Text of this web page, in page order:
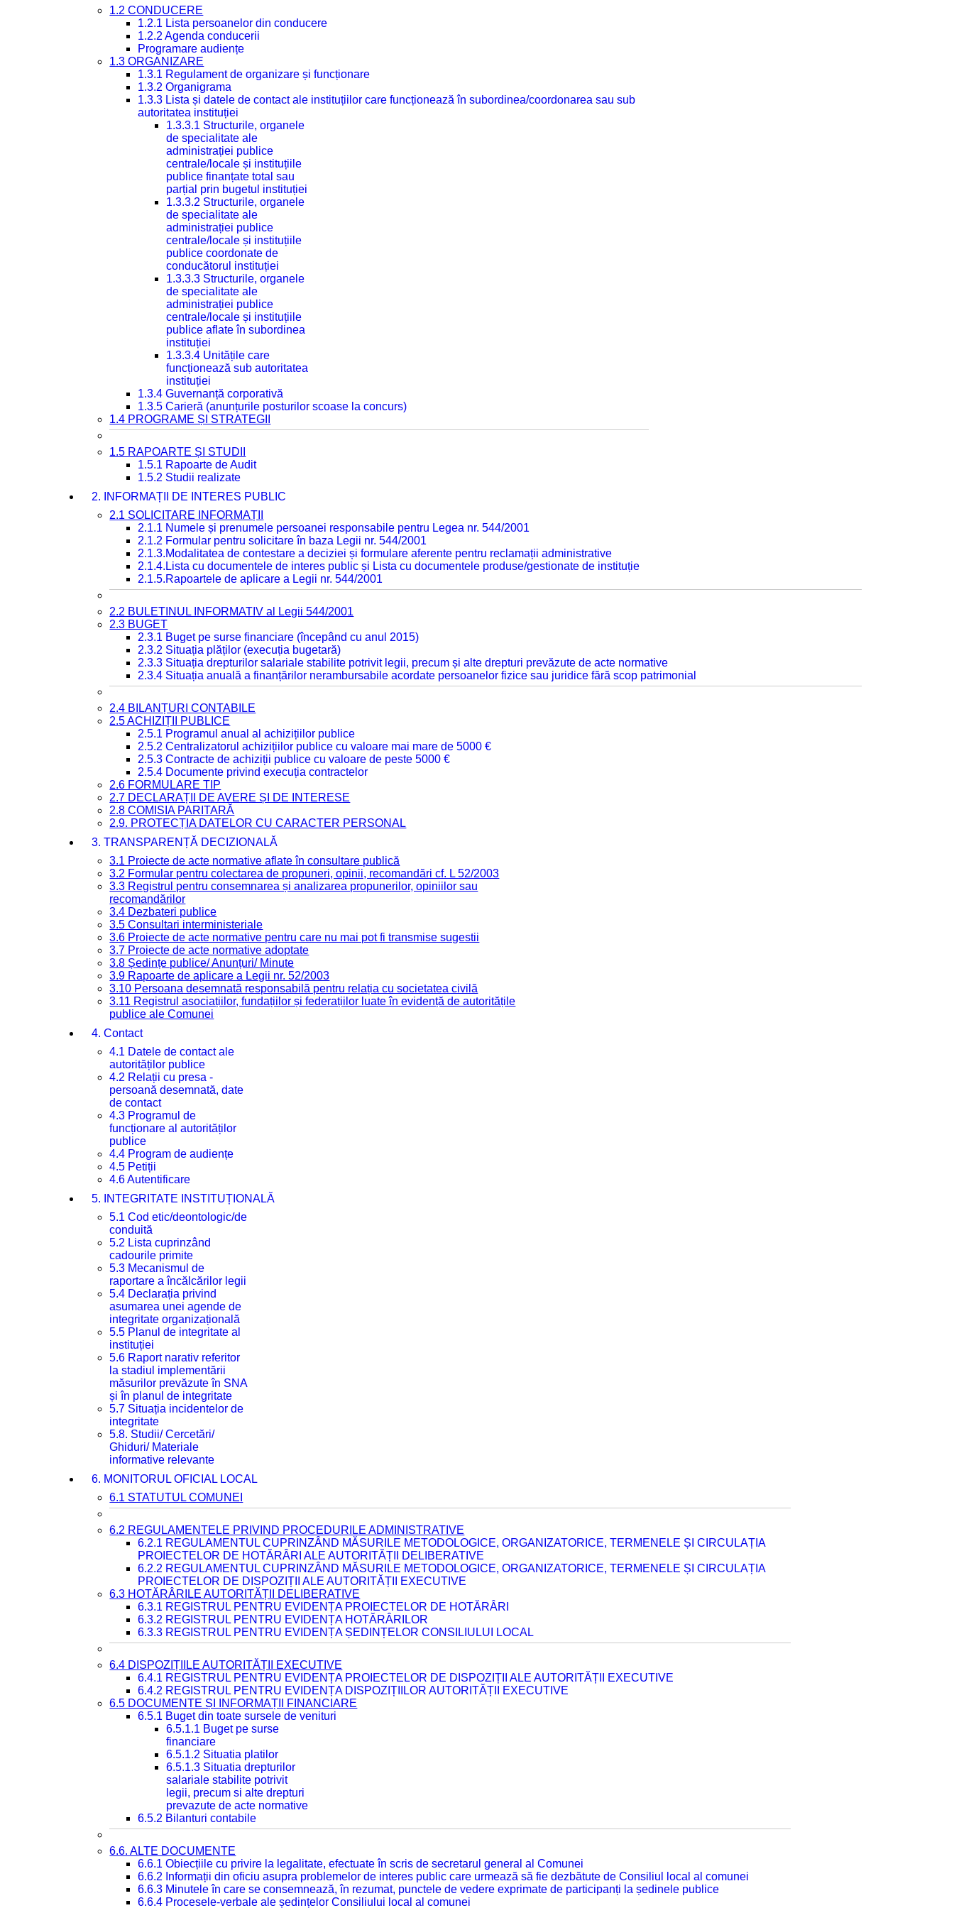
1.2 CONDUCERE
1.2.1 Lista persoanelor din conducere
1.2.2 Agenda conducerii
Programare audiențe
1.3 ORGANIZARE
1.3.1 Regulament de organizare și funcționare
1.3.2 Organigrama
1.3.3 Lista și datele de contact ale instituțiilor care funcționează în subordinea/coordonarea sau sub
autoritatea instituției
1.3.3.1 Structurile, organele
de specialitate ale
administrației publice
centrale/locale și instituțiile
publice finanțate total sau
parțial prin bugetul instituției
1.3.3.2 Structurile, organele
de specialitate ale
administrației publice
centrale/locale și instituțiile
publice coordonate de
conducătorul instituției
1.3.3.3 Structurile, organele
de specialitate ale
administrației publice
centrale/locale și instituțiile
publice aflate în subordinea
instituției
1.3.3.4 Unitățile care
funcționează sub autoritatea
instituției
1.3.4 Guvernanță corporativă
1.3.5 Carieră (anunțurile posturilor scoase la concurs)
1.4 PROGRAME ȘI STRATEGII
1.5 RAPOARTE ȘI STUDII
1.5.1 Rapoarte de Audit
1.5.2 Studii realizate
2. INFORMAȚII DE INTERES PUBLIC
2.1 SOLICITARE INFORMAȚII
2.1.1 Numele și prenumele persoanei responsabile pentru Legea nr. 544/2001
2.1.2 Formular pentru solicitare în baza Legii nr. 544/2001
2.1.3.Modalitatea de contestare a deciziei și formulare aferente pentru reclamații administrative
2.1.4.Lista cu documentele de interes public și Lista cu documentele produse/gestionate de instituție
2.1.5.Rapoartele de aplicare a Legii nr. 544/2001
2.2 BULETINUL INFORMATIV al Legii 544/2001
2.3 BUGET
2.3.1 Buget pe surse financiare (începând cu anul 2015)
2.3.2 Situația plăților (execuția bugetară)
2.3.3 Situația drepturilor salariale stabilite potrivit legii, precum și alte drepturi prevăzute de acte normative
2.3.4 Situația anuală a finanțărilor nerambursabile acordate persoanelor fizice sau juridice fără scop patrimonial
2.4 BILANȚURI CONTABILE
2.5 ACHIZIȚII PUBLICE
2.5.1 Programul anual al achizițiilor publice
2.5.2 Centralizatorul achizițiilor publice cu valoare mai mare de 5000 €
2.5.3 Contracte de achiziții publice cu valoare de peste 5000 €
2.5.4 Documente privind execuția contractelor
2.6 FORMULARE TIP
2.7 DECLARAȚII DE AVERE ȘI DE INTERESE
2.8 COMISIA PARITARĂ
2.9. PROTECȚIA DATELOR CU CARACTER PERSONAL
3. TRANSPARENȚĂ DECIZIONALĂ
3.1 Proiecte de acte normative aflate în consultare publică
3.2 Formular pentru colectarea de propuneri, opinii, recomandări cf. L 52/2003
3.3 Registrul pentru consemnarea și analizarea propunerilor, opiniilor sau
recomandărilor
3.4 Dezbateri publice
3.5 Consultari interministeriale
3.6 Proiecte de acte normative pentru care nu mai pot fi transmise sugestii
3.7 Proiecte de acte normative adoptate
3.8 Ședințe publice/ Anunțuri/ Minute
3.9 Rapoarte de aplicare a Legii nr. 52/2003
3.10 Persoana desemnată responsabilă pentru relația cu societatea civilă
3.11 Registrul asociațiilor, fundațiilor și federațiilor luate în evidență de autoritățile
publice ale Comunei
4. Contact
4.1 Datele de contact ale
autorităților publice
4.2 Relații cu presa -
persoană desemnată, date
de contact
4.3 Programul de
funcționare al autorităților
publice
4.4 Program de audiențe
4.5 Petiții
4.6 Autentificare
5. INTEGRITATE INSTITUȚIONALĂ
5.1 Cod etic/deontologic/de
conduită
5.2 Lista cuprinzând
cadourile primite
5.3 Mecanismul de
raportare a încălcărilor legii
5.4 Declarația privind
asumarea unei agende de
integritate organizațională
5.5 Planul de integritate al
instituției
5.6 Raport narativ referitor
la stadiul implementării
măsurilor prevăzute în SNA
și în planul de integritate
5.7 Situația incidentelor de
integritate
5.8. Studii/ Cercetări/
Ghiduri/ Materiale
informative relevante
6. MONITORUL OFICIAL LOCAL
6.1 STATUTUL COMUNEI
6.2 REGULAMENTELE PRIVIND PROCEDURILE ADMINISTRATIVE
6.2.1 REGULAMENTUL CUPRINZÂND MĂSURILE METODOLOGICE, ORGANIZATORICE, TERMENELE ȘI CIRCULAȚIA
PROIECTELOR DE HOTĂRÂRI ALE AUTORITĂȚII DELIBERATIVE
6.2.2 REGULAMENTUL CUPRINZÂND MĂSURILE METODOLOGICE, ORGANIZATORICE, TERMENELE ȘI CIRCULAȚIA
PROIECTELOR DE DISPOZIȚII ALE AUTORITĂȚII EXECUTIVE
6.3 HOTĂRÂRILE AUTORITĂȚII DELIBERATIVE
6.3.1 REGISTRUL PENTRU EVIDENȚA PROIECTELOR DE HOTĂRÂRI
6.3.2 REGISTRUL PENTRU EVIDENȚA HOTĂRÂRILOR
6.3.3 REGISTRUL PENTRU EVIDENȚA ȘEDINȚELOR CONSILIULUI LOCAL
6.4 DISPOZIȚIILE AUTORITĂȚII EXECUTIVE
6.4.1 REGISTRUL PENTRU EVIDENȚA PROIECTELOR DE DISPOZIȚII ALE AUTORITĂȚII EXECUTIVE
6.4.2 REGISTRUL PENTRU EVIDENȚA DISPOZIȚIILOR AUTORITĂȚII EXECUTIVE
6.5 DOCUMENTE ȘI INFORMAȚII FINANCIARE
6.5.1 Buget din toate sursele de venituri
6.5.1.1 Buget pe surse
financiare
6.5.1.2 Situatia platilor
6.5.1.3 Situatia drepturilor
salariale stabilite potrivit
legii, precum si alte drepturi
prevazute de acte normative
6.5.2 Bilanturi contabile
6.6. ALTE DOCUMENTE
6.6.1 Obiecțiile cu privire la legalitate, efectuate în scris de secretarul general al Comunei
6.6.2 Informații din oficiu asupra problemelor de interes public care urmează să fie dezbătute de Consiliul local al comunei
6.6.3 Minutele în care se consemnează, în rezumat, punctele de vedere exprimate de participanți la ședinele publice
6.6.4 Procesele-verbale ale ședințelor Consiliului local al comunei